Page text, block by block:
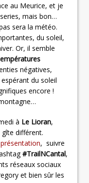
au Meurice, et je
mais bon…
sera la météo.
du soleil,
Or, il semble
négatives,
du soleil
encore !
à Le Lioran,
différent.
présentation, suivre
#TrailNCantal,
réseaux sociaux
et bien sûr les